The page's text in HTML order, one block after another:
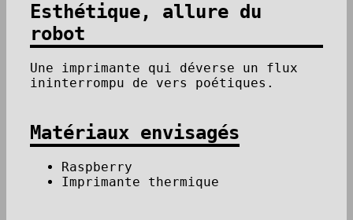
Esthétique, allure du
robot
Une imprimante qui déverse un flux
ininterrompu de vers poétiques.
Matériaux envisagés
Raspberry
Imprimante thermique